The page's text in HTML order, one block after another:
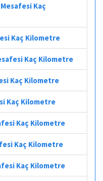
Kaç
Kaç Kilometre
Kaç Kilometre
Kaç Kilometre
Kaç Kilometre
Kaç Kilometre
Kaç Kilometre
Kaç Kilometre